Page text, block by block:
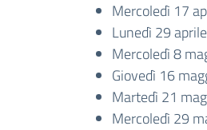
Mercoledì 17
Lunedì 29
Mercoledì 8
Giovedì 16
Martedì 21
Mercoledì 29